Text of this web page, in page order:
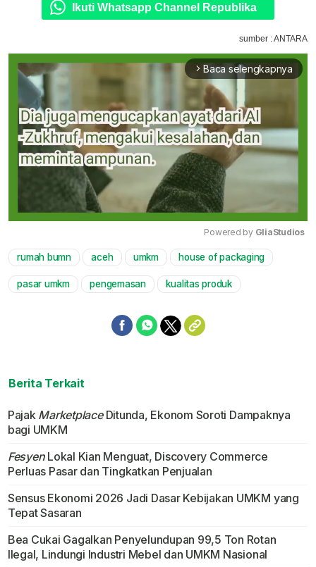
Ikuti Whatsapp Channel Republika
sumber : ANTARA
arrow_forward_ios Baca selengkapnya
Mute
Powered by GliaStudios
rumah bumn aceh umkm house of packaging
pasar umkm pengemasan kualitas produk
Berita Terkait
Pajak MarketplaceDitunda, Ekonom Soroti Dampaknya
bagi UMKM
FesyenLokal Kian Menguat, Discovery Commerce
Perluas Pasar dan Tingkatkan Penjualan
Sensus Ekonomi 2026 Jadi Dasar Kebijakan UMKM yang
Tepat Sasaran
Bea Cukai Gagalkan Penyelundupan 99,5 Ton Rotan
Ilegal, Lindungi Industri Mebel dan UMKM Nasional